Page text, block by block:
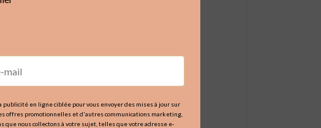
en ligne ciblée pour vous envoyer des mises à jour sur
offres promotionnelles et d'autres communications marketing,
que nous collectons à votre sujet, telles que votre adresse e-